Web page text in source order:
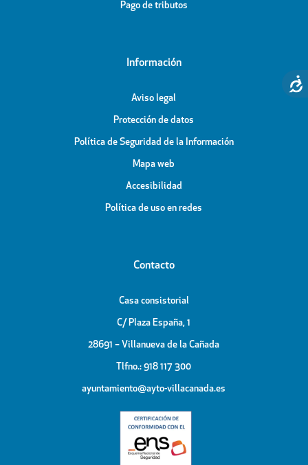
Pago de tributos
Información
Aviso legal
Protección de datos
Política de Seguridad de la Información
Mapa web
Accesibilidad
Política de uso en redes
Contacto
Casa consistorial
C/ Plaza España, 1
28691 – Villanueva de la Cañada
Tlfno.: 918 117 300
ayuntamiento@ayto-villacanada.es